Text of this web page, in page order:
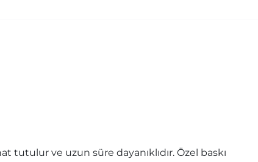
tutulur ve uzun süre dayanıklıdır. Özel baskı